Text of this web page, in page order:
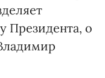
Президента, о